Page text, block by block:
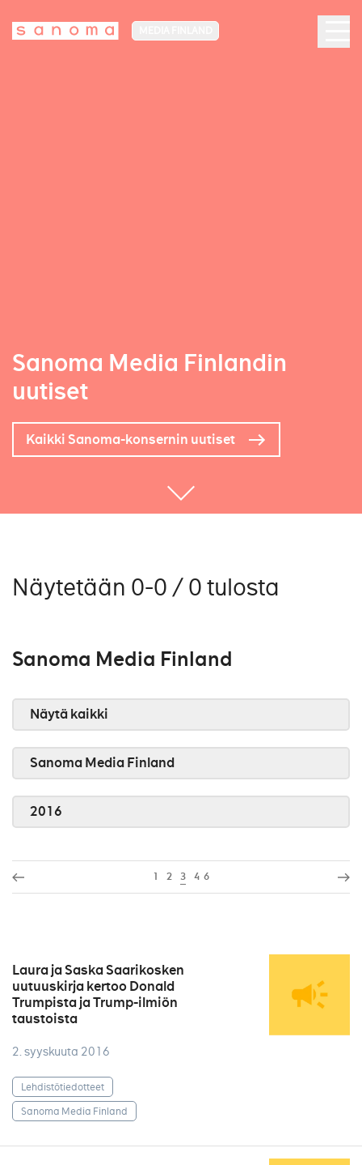
Sanoma Media Finlandin
uutiset
Kaikki Sanoma-konsernin uutiset
Näytetään 0-0 / 0 tulosta
Sanoma Media Finland
Näytä kaikki
Sanoma Media Finland
2016
1 2 3 4 6
Laura ja Saska Saarikosken
uutuuskirja kertoo Donald
Trumpista ja Trump-ilmiön
taustoista
2. syyskuuta 2016
Lehdistötiedotteet
Sanoma Media Finland